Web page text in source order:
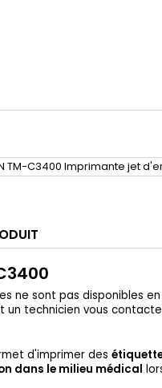
ne sont pas disponibles
un technicien vous
d'imprimer des
dans le milieu médical